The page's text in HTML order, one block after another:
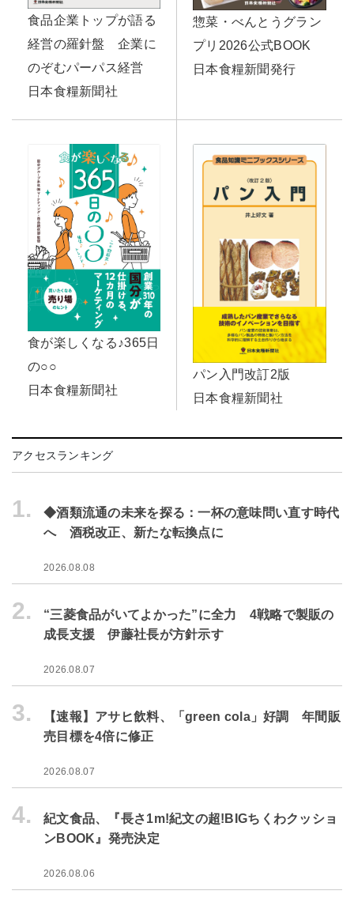
食品企業トップが語る
経営の羅針盤 企業に
のぞむパーパス経営
日本食糧新聞社
惣菜・べんとうグラン
プリ2026公式BOOK
日本食糧新聞発行
食が楽しくなる♪365日
の○○
日本食糧新聞社
パン入門改訂2版
日本食糧新聞社
アクセスランキング
1.
◆酒類流通の未来を探る：一杯の意味問い直す時代
へ 酒税改正、新たな転換点に
2026.08.08
2.
“三菱食品がいてよかった”に全力 4戦略で製販の
成長支援 伊藤社長が方針示す
2026.08.07
3.
【速報】アサヒ飲料、「green cola」好調 年間販
売目標を4倍に修正
2026.08.07
4.
紀文食品、『長さ1m!紀文の超!BIGちくわクッショ
ンBOOK』発売決定
2026.08.06